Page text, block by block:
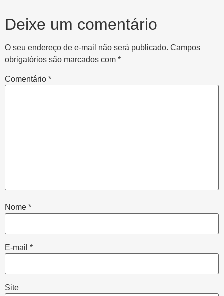
Deixe um comentário
O seu endereço de e-mail não será publicado. Campos
obrigatórios são marcados com *
Comentário *
Nome *
E-mail *
Site